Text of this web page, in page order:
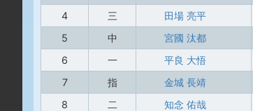
4
三 田場 亮平
5
中 宮國 汰都
6
一 平良 大悟
7
指 金城 長靖
8
二 知念 佑哉